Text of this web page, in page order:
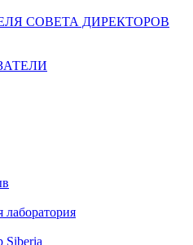
СОВЕТА ДИРЕКТОРОВ
Siberia